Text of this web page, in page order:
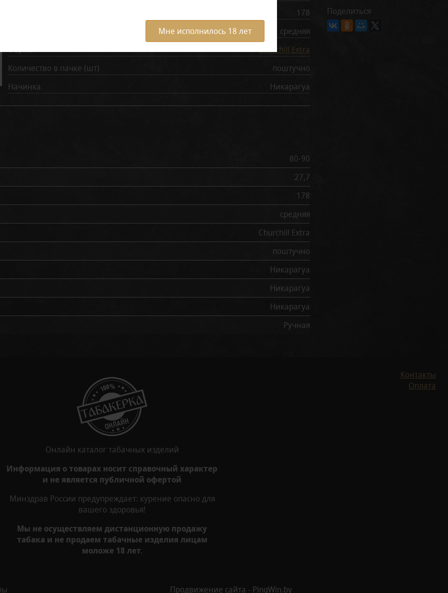
Мне исполнилось 18 лет
178
средняя
Формат
Churchill Extra
Количество в пачке (шт)
поштучно
Начинка
Никарагуа
80-90
27,7
178
средняя
Churchill Extra
поштучно
Никарагуа
Никарагуа
Никарагуа
Ручная
Поделиться
Онлайн каталог табачных изделий
Информация о товарах носит справочный характер
и не является публичной офертой
Минздрав России предупреждает: курение опасно для
вашего здоровья!
Мы не осуществляем дистанционную продажу
табака и не продаем табачные изделия лицам
моложе 18 лет.
Контакты
Оплата
Продвижение сайта - PingWin.by